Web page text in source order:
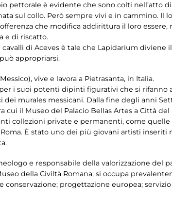
pettorale è evidente che sono colti nell’atto
sul collo. Però sempre vivi e in cammino. Il
che modifica addirittura il loro
e di riscatto.
cavalli di Aceves è tale che Lapidarium
appropriarsi.
vive e lavora a Pietrasanta, in Italia.
i suoi potenti dipinti figurativi che si rifanno
murales messicani. Dalla fine degli anni
il Museo del Palacio Bellas Artes a Città
collezioni private e permanenti, come quelle
È stato uno dei più giovani artisti inseriti
e responsabile della valorizzazione del
della Civiltà Romana; si occupa
conservazione; progettazione europea;